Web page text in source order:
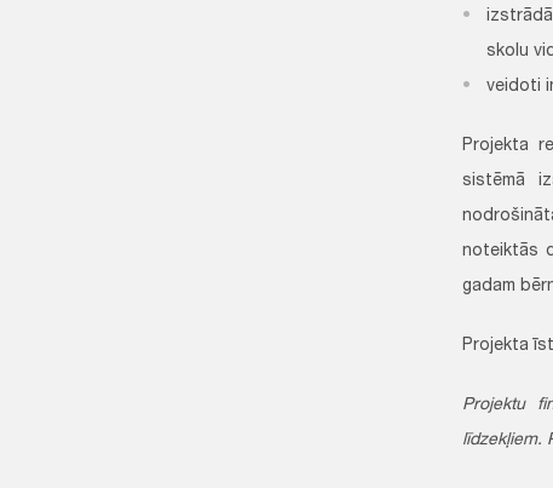
skolu
veidoti
Projekta
sistēmā
noteiktās
gadam
Projekta
Projektu
līdzekļiem.